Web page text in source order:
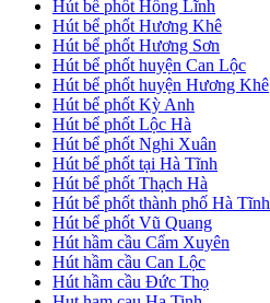
Hút bể phốt Hồng Lĩnh
Hút bể phốt Hương Khê
Hút bể phốt Hương Sơn
Hút bể phốt huyện Can Lộc
Hút bể phốt huyện Hương Khê
Hút bể phốt Kỳ Anh
Hút bể phốt Lộc Hà
Hút bể phốt Nghi Xuân
Hút bể phốt tại Hà Tĩnh
Hút bể phốt Thạch Hà
Hút bể phốt thành phố Hà Tĩnh
Hút bể phốt Vũ Quang
Hút hầm cầu Cẩm Xuyên
Hút hầm cầu Can Lộc
Hút hầm cầu Đức Thọ